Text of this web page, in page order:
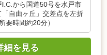
から国道50号を水戸市
自由ヶ丘」交差点を左折
要時間約20分）
細を見る